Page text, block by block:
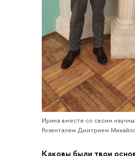
Ирина вместе со своим
Розенталем Дмитрием
Каковы были твои